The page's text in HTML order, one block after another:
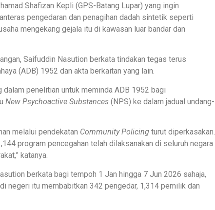
Shafizan Kepli (GPS-Batang Lupar) yang ingin
pengedaran dan penagihan dadah sintetik seperti
mengekang gejala itu di kawasan luar bandar dan
Saifuddin Nasution berkata tindakan tegas terus
(ADB) 1952 dan akta berkaitan yang lain.
penelitian untuk meminda ADB 1952 bagi
New Psychoactive Substances (NPS) ke dalam jadual undang-
melalui pendekatan Community Policing turut diperkasakan.
program pencegahan telah dilaksanakan di seluruh negara
katanya.
berkata bagi tempoh 1 Jan hingga 7 Jun 2026 sahaja,
negeri itu membabitkan 342 pengedar, 1,314 pemilik dan